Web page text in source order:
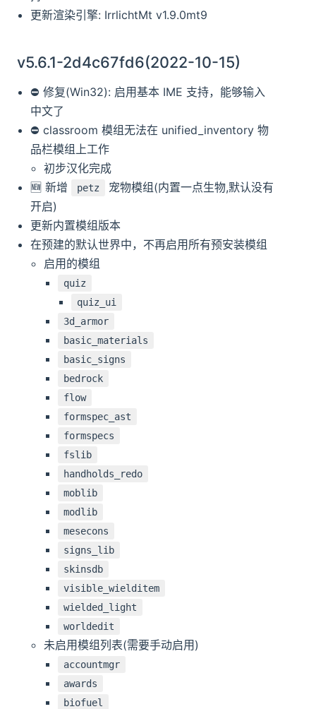
更新渲染引擎: IrrlichtMt v1.9.0mt9
v5.6.1-2d4c67fd6(2022-10-15)
⛔️ 修复(Win32): 启用基本 IME 支持，能够输入
中文了
⛔️ classroom 模组无法在 unified_inventory 物
品栏模组上工作
初步汉化完成
🆕️️ 新增
petz
宠物模组(内置一点生物,默认没有
开启)
更新内置模组版本
在预建的默认世界中，不再启用所有预安装模组
启用的模组
quiz
quiz_ui
3d_armor
basic_materials
basic_signs
bedrock
flow
formspec_ast
formspecs
fslib
handholds_redo
moblib
modlib
mesecons
signs_lib
skinsdb
visible_wielditem
wielded_light
worldedit
未启用模组列表(需要手动启用)
accountmgr
awards
biofuel